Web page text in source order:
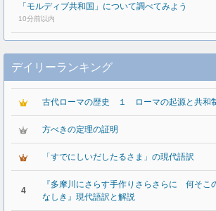
「モルディブ共和国」について調べてみよう
10分前以内
デイリーランキング
古代ローマの歴史 １ ローマの起源と共和
方べきの定理の証明
「すでにしいだしたるさま」の現代語訳
4
『多摩川にさらす手作りさらさらに 何そこ
なしき』現代語訳と解説